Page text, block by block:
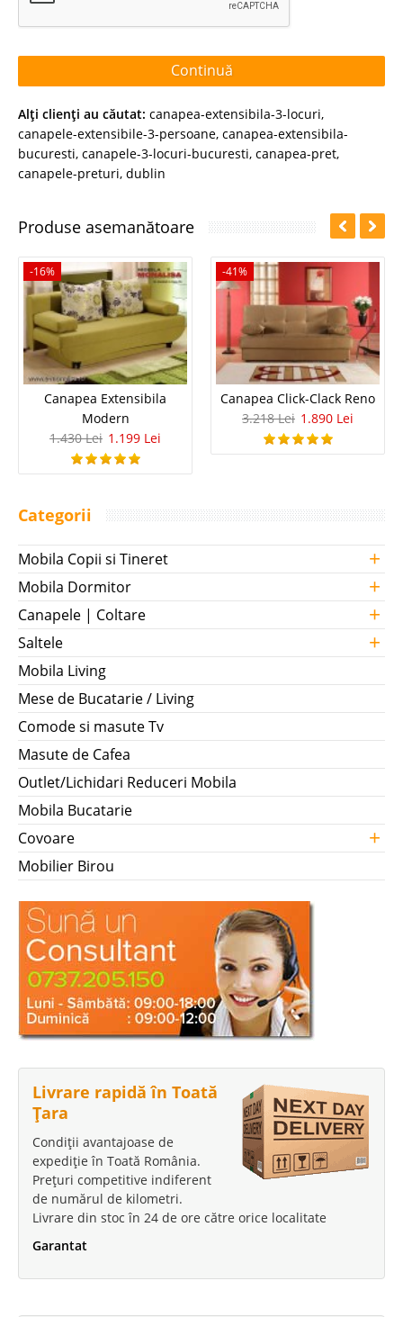
Continuă
Alţi clienţi au căutat: canapea-extensibila-3-locuri,
canapele-extensibile-3-persoane, canapea-extensibila-
bucuresti, canapele-3-locuri-bucuresti, canapea-pret,
canapele-preturi, dublin
Produse asemanătoare
-16%
Canapea Extensibila
Modern
1.430 Lei 1.199 Lei
-41%
Canapea Click-Clack Reno
3.218 Lei 1.890 Lei
Categorii
Mobila Copii si Tineret +
Mobila Dormitor +
Canapele | Coltare +
Saltele +
Mobila Living
Mese de Bucatarie / Living
Comode si masute Tv
Masute de Cafea
Outlet/Lichidari Reduceri Mobila
Mobila Bucatarie
Covoare
+
Mobilier Birou
Livrare rapidă în Toată
Țara
Condiții avantajoase de
expediție în Toată România.
Prețuri competitive indiferent
de numărul de kilometri.
Livrare din stoc în 24 de ore către orice localitate
Garantat